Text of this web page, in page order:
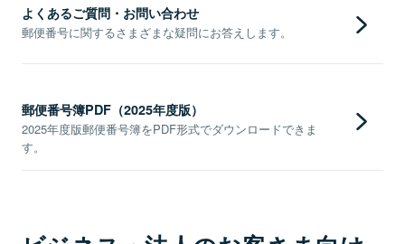
よくあるご質問・お問い合わせ
郵便番号に関するさまざまな疑問にお答えします。
郵便番号簿PDF（2025年度版）
2025年度版郵便番号簿をPDF形式でダウンロードできま
す。